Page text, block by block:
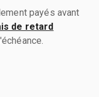
payés avant
de retard